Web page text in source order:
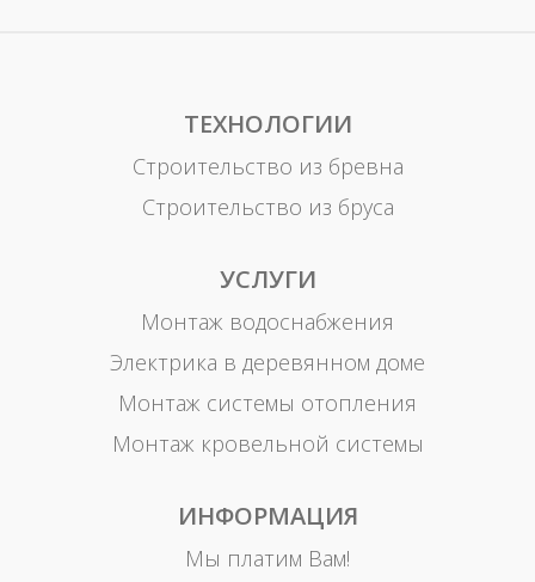
ТЕХНОЛОГИИ
Строительство из бревна
Строительство из бруса
УСЛУГИ
Монтаж водоснабжения
Электрика в деревянном доме
Монтаж системы отопления
Монтаж кровельной системы
ИНФОРМАЦИЯ
Мы платим Вам!